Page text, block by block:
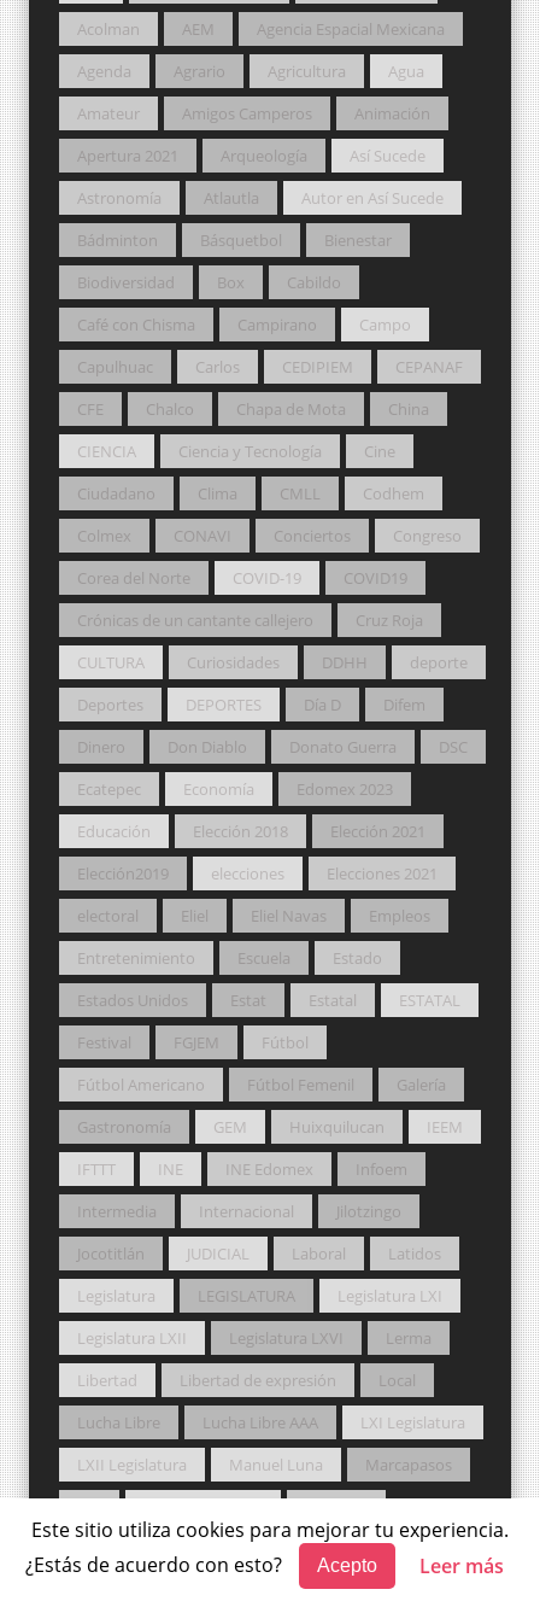
Este sitio utiliza cookies para mejorar tu experiencia.
¿Estás de acuerdo con esto?
Acepto Leer más
Acolman
AEM
Agencia Espacial Mexicana
Agenda
Agrario Agricultura
Agua
Amateur
Amigos Camperos
Animación
Apertura 2021
Arqueología
Así Sucede
Astronomía
Atlautla
Autor en Así Sucede
Bádminton
Básquetbol
Bienestar
Biodiversidad
Box
Cabildo
Café con Chisma
Campirano
Campo
Capulhuac
Carlos CEDIPIEM
CEPANAF
CFE
Chalco Chapa de Mota
China
CIENCIA
Ciencia y Tecnología
Cine
Ciudadano
Clima CMLL
Codhem
Colmex
CONAVI Conciertos
Congreso
Corea del Norte
COVID-19
COVID19
Crónicas de un cantante callejero
Cruz Roja
CULTURA
Curiosidades DDHH
deporte
Deportes
DEPORTES Día D
Difem
Dinero
Don Diablo Donato Guerra
DSC
Ecatepec
Economía
Edomex 2023
Educación
Elección 2018
Elección 2021
Elección2019
elecciones
Elecciones 2021
electoral
Eliel Eliel Navas
Empleos
Entretenimiento
Escuela
Estado
Estados Unidos
Estat Estatal
ESTATAL
Festival
FGJEM
Fútbol
Fútbol Americano
Fútbol Femenil
Galería
Gastronomía
GEM Huixquilucan
IEEM
IFTTT
INE INE Edomex
Infoem
Intermedia
Internacional
Jilotzingo
Jocotitlán
JUDICIAL Laboral
Latidos
Legislatura
LEGISLATURA
Legislatura LXI
Legislatura LXII
Legislatura LXVI
Lerma
Libertad
Libertad de expresión
Local
Lucha Libre
Lucha Libre AAA
LXI Legislatura
LXII Legislatura
Manuel Luna
Marcapasos
México magia y libertad
Movimiento Ciudadano